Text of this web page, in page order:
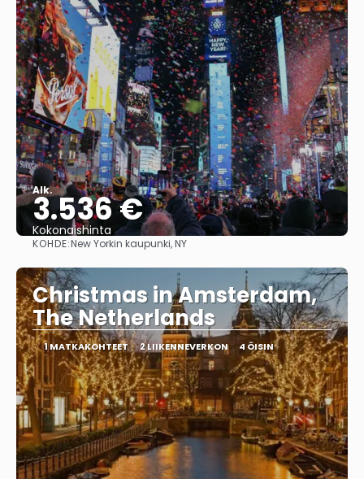
Alk.
3.536 €
Kokonaishinta
Nähdä
KOHDE:New Yorkin kaupunki, NY
Christmas in Amsterdam,
The Netherlands
1 MATKAKOHTEET 2 LIIKENNEVERKON 4 ÖISIN